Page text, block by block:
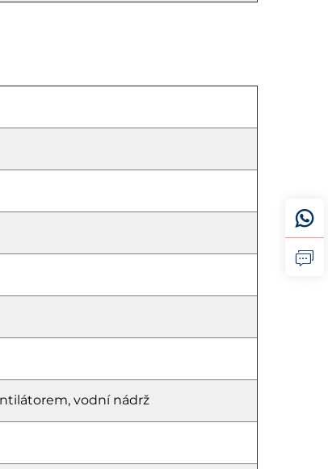
vodní nádrž